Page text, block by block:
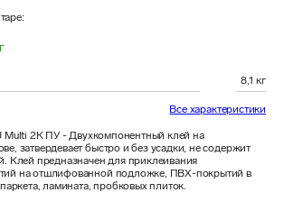
:
8,1 кг
Все характеристики
Multi 2К ПУ - Двухкомпонентный клей на
затвердевает быстро и без усадки, не содержит
Клей предназначен для приклеивания
на отшлифованной подложке, ПВХ-покрытий в
ламината, пробковых плиток.